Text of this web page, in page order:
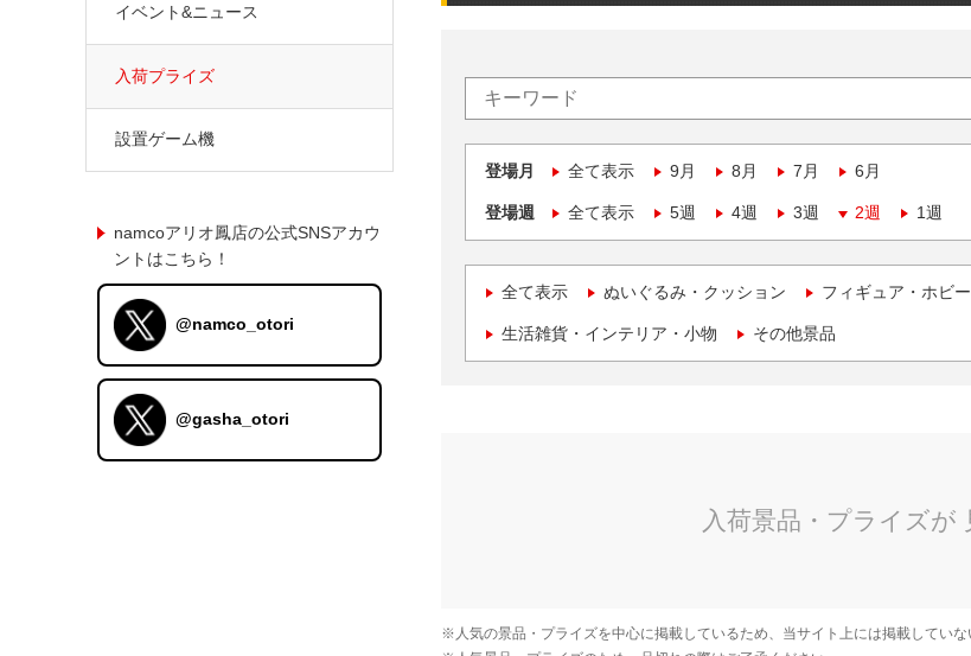
登場月 全て表示 9月 8月 7月 6月
登場週 全て表示 5週 4週 3週 2週 1週
全て表示 ぬいぐるみ・クッション フィギュア・ホビー
生活雑貨・インテリア・小物 その他景品
イベント&ニュース
入荷プライズ
設置ゲーム機
namcoアリオ鳳店の公式SNSアカウ
ントはこちら！
@namco_otori
@gasha_otori